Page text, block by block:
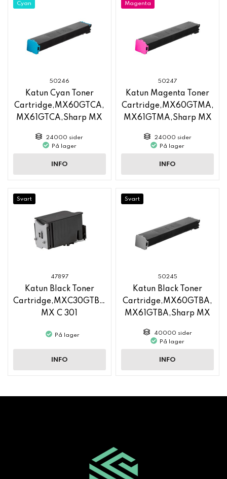
Cyan
50246
Katun Cyan Toner
Cartridge,MX60GTCA,
MX61GTCA,Sharp MX
24000 sider
På lager
INFO
Magenta
50247
Katun Magenta Toner
Cartridge,MX60GTMA,
MX61GTMA,Sharp MX
24000 sider
På lager
INFO
Svart
47897
Katun Black Toner
Cartridge,MXC30GTB,Sharp
MX C 301
På lager
INFO
Svart
50245
Katun Black Toner
Cartridge,MX60GTBA,
MX61GTBA,Sharp MX
40000 sider
På lager
INFO